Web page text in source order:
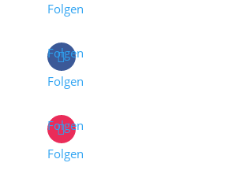
Folgen
Folgen
Folgen
Folgen
Folgen